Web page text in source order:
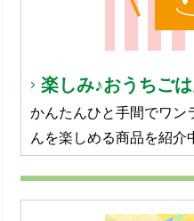
楽しみ♪おうちご
かんたんひと手間でワン
んを楽しめる商品を紹介